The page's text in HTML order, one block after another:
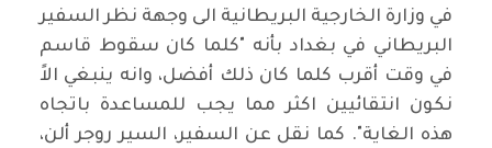
في وزارة الخارجية البريطانية الى وجهة نظر السفير
البريطاني في بغداد بأنه "كلما كان سقوط قاسم
في وقت أقرب كلما كان ذلك أفضل، وانه ينبغي الاً
نكون انتقائيين اكثر مما يجب للمساعدة باتجاه
هذه الغاية". كما نقل عن السفير، السير روجر ألن،